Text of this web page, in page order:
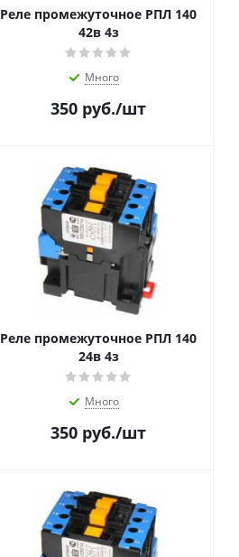
Реле промежуточное РПЛ 140
42в 4з
Много
350 руб./шт
Реле промежуточное РПЛ 140
24в 4з
Много
350 руб./шт